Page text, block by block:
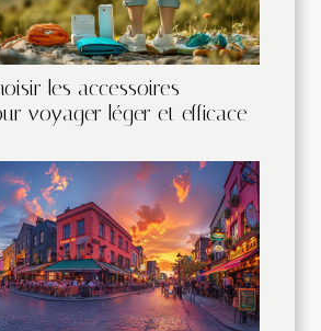
les accessoires
voyager léger et efficace